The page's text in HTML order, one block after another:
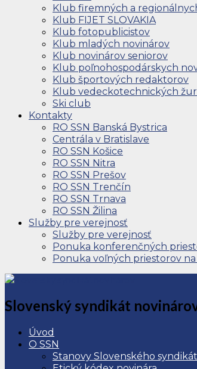
Klub firemných a
Klub FIJET SLOVAKIA
Klub fotopublicistov
Klub mladých novinárov
Klub novinárov seniorov
Klub poľnohospodárskych
Klub športových redaktorov
Klub vedeckotechnických
Ski club
Kontakty
RO SSN Banská Bystrica
Centrála v Bratislave
RO SSN Košice
RO SSN Nitra
RO SSN Prešov
RO SSN Trenčín
RO SSN Trnava
RO SSN Žilina
Služby pre verejnosť
Služby pre verejnosť
Ponuka konferenčných
Ponuka voľných priestorov
Slovenský syndikát
Úvod
O SSN
Stanovy Slovenského